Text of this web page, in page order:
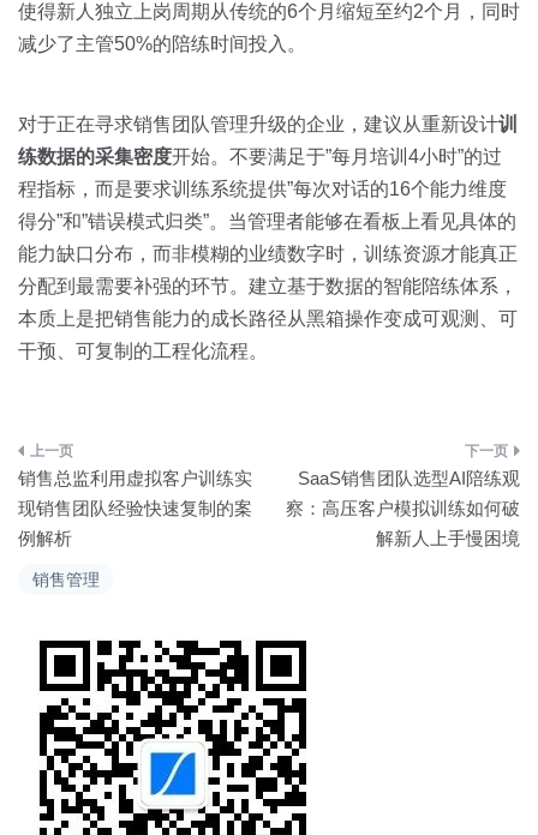
销售管理
使得新人独立上岗周期从传统的6个月缩短至约2个月，同时
减少了主管50%的陪练时间投入。
对于正在寻求销售团队管理升级的企业，建议从重新设计训
练数据的采集密度开始。不要满足于”每月培训4小时”的过
程指标，而是要求训练系统提供”每次对话的16个能力维度
得分”和”错误模式归类”。当管理者能够在看板上看见具体的
能力缺口分布，而非模糊的业绩数字时，训练资源才能真正
分配到最需要补强的环节。建立基于数据的智能陪练体系，
本质上是把销售能力的成长路径从黑箱操作变成可观测、可
干预、可复制的工程化流程。
文
章
导
销售总监利用虚拟客户训练实
现销售团队经验快速复制的案
例解析
SaaS销售团队选型AI陪练观
察：高压客户模拟训练如何破
解新人上手慢困境